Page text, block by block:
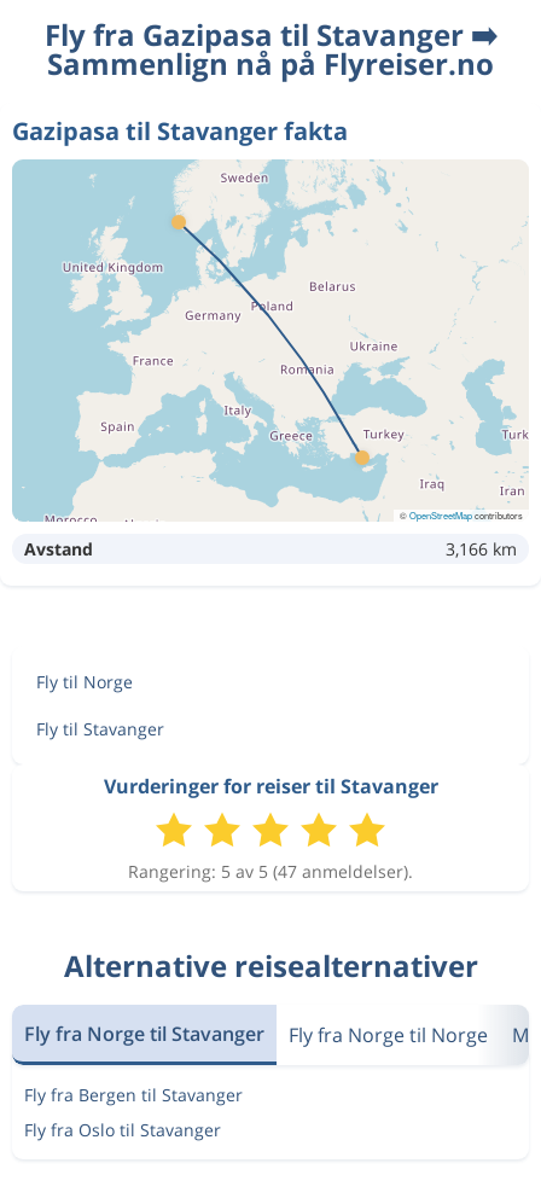
Fly fra Gazipasa til Stavanger ➡️
Sammenlign nå på Flyreiser.no
Gazipasa til Stavanger fakta
©OpenStreetMapcontributors
Avstand 3,166 km
Fly til Norge
Fly til Stavanger
Vurderinger for reiser til Stavanger
Rangering: 5 av 5 (47 anmeldelser).
Alternative reisealternativer
Fly fra Norge til Stavanger Fly fra Norge til Norge
Fly fra Bergen til Stavanger
Fly fra Oslo til Stavanger